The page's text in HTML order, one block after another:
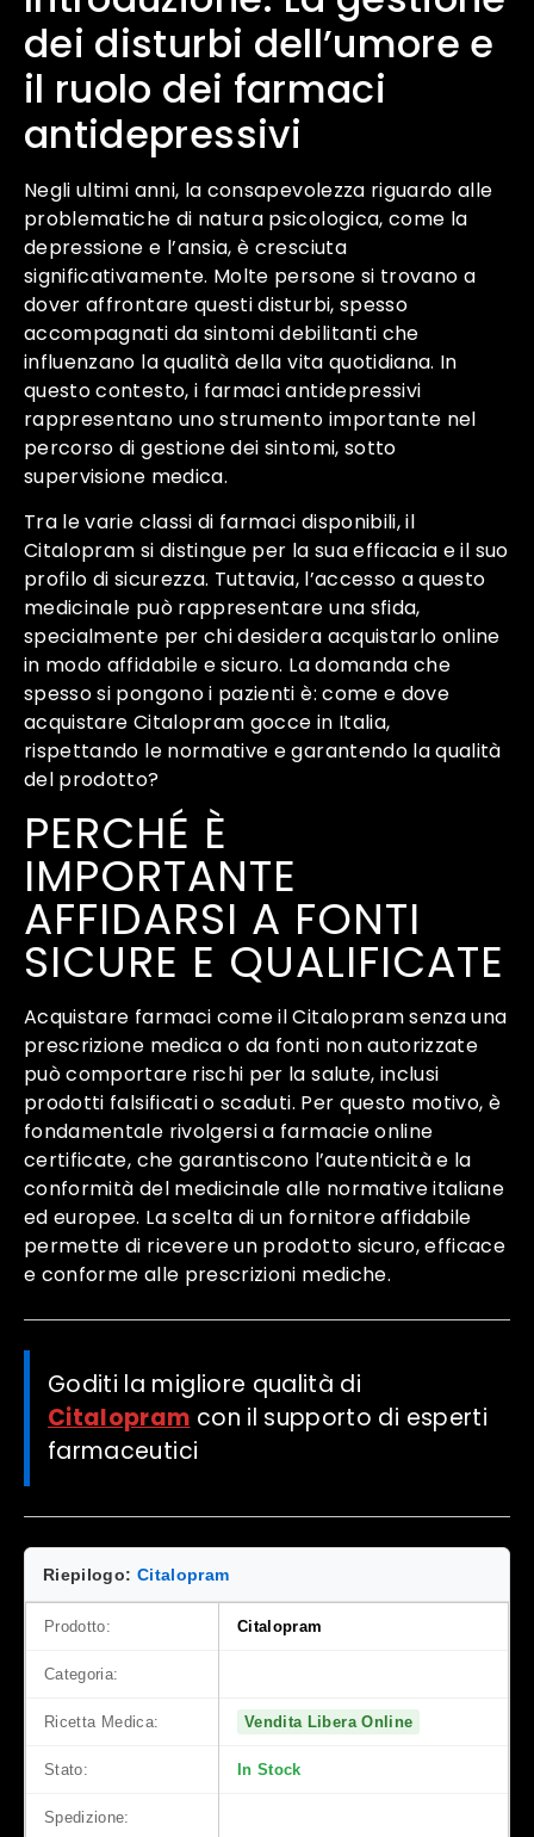
dei disturbi dell’umore e
il ruolo dei farmaci
antidepressivi
Negli ultimi anni, la consapevolezza riguardo alle
problematiche di natura psicologica, come la
depressione e l’ansia, è cresciuta
significativamente. Molte persone si trovano a
dover affrontare questi disturbi, spesso
accompagnati da sintomi debilitanti che
influenzano la qualità della vita quotidiana. In
questo contesto, i farmaci antidepressivi
rappresentano uno strumento importante nel
percorso di gestione dei sintomi, sotto
supervisione medica.
Tra le varie classi di farmaci disponibili, il
Citalopram si distingue per la sua efficacia e il suo
profilo di sicurezza. Tuttavia, l’accesso a questo
medicinale può rappresentare una sfida,
specialmente per chi desidera acquistarlo online
in modo affidabile e sicuro. La domanda che
spesso si pongono i pazienti è: come e dove
acquistare Citalopram gocce in Italia,
rispettando le normative e garantendo la qualità
del prodotto?
PERCHÉ È
IMPORTANTE
AFFIDARSI A FONTI
SICURE E QUALIFICATE
Acquistare farmaci come il Citalopram senza una
prescrizione medica o da fonti non autorizzate
può comportare rischi per la salute, inclusi
prodotti falsificati o scaduti. Per questo motivo, è
fondamentale rivolgersi a farmacie online
certificate, che garantiscono l’autenticità e la
conformità del medicinale alle normative italiane
ed europee. La scelta di un fornitore affidabile
permette di ricevere un prodotto sicuro, efficace
e conforme alle prescrizioni mediche.
Goditi la migliore qualità di
Citalopram con il supporto di esperti
farmaceutici
Riepilogo: Citalopram
Prodotto: Citalopram
Categoria:
Ricetta Medica: Vendita Libera Online
Stato: In Stock
Spedizione: